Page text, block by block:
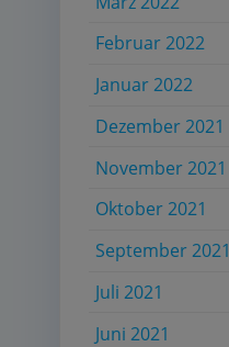
Februar 2022
Januar 2022
Dezember 2021
November 2021
Oktober 2021
September 2021
Juli 2021
Juni 2021